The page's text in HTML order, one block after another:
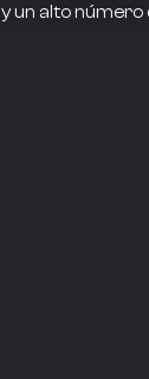
y un alto